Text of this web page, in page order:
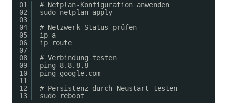
01
02
03
04
05
06
07
08
09
10
11
12
13
# Netplan-Konfiguration anwenden
sudo netplan apply
# Netzwerk-Status prüfen
ip a
ip route
# Verbindung testen
ping 8.8.8.8
ping google.com
# Persistenz durch Neustart testen
sudo reboot